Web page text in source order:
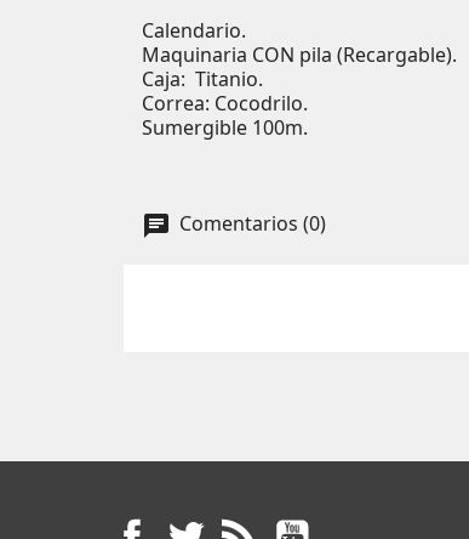
Calendario.
Maquinaria CON pila (Recargable).
Caja: Titanio.
Correa: Cocodrilo.
Sumergible 100m.
Comentarios (0)
Facebook
Twitter Rss